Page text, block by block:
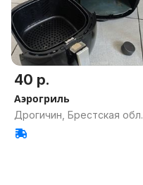
40 р.
Аэрогриль
Дрогичин, Брестская обл.